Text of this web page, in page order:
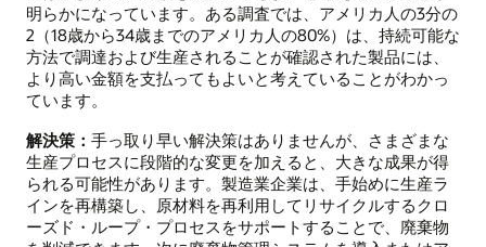
明らかになっています。ある調査では、アメリカ人の3分の
2（18歳から34歳までのアメリカ人の80%）は、持続可能な
方法で調達および生産されることが確認された製品には、
より高い金額を支払ってもよいと考えていることがわかっ
ています。
解決策： 手っ取り早い解決策はありませんが、さまざまな
生産プロセスに段階的な変更を加えると、大きな成果が得
られる可能性があります。製造業企業は、手始めに生産ラ
インを再構築し、原材料を再利用してリサイクルするクロ
ーズド・ループ・プロセスをサポートすることで、廃棄物